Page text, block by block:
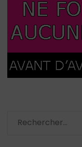
Rechercher :